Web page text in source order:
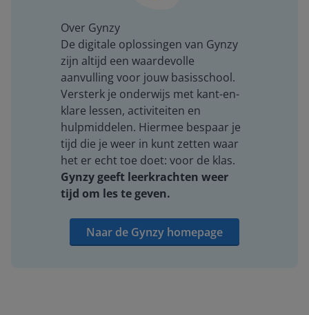
Over Gynzy
De digitale oplossingen van Gynzy
zijn altijd een waardevolle
aanvulling voor jouw basisschool.
Versterk je onderwijs met kant-en-
klare lessen, activiteiten en
hulpmiddelen. Hiermee bespaar je
tijd die je weer in kunt zetten waar
het er echt toe doet: voor de klas.
Gynzy geeft leerkrachten weer
tijd om les te geven.
Naar de Gynzy homepage